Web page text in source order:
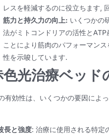
レスを軽減するのに役立ちます,
筋力と持久力の向上: いくつかの
法がミトコンドリアの活性とATP
ことにより筋肉のパフォーマン
性を示唆しています.
色光治療ベッド
有効性は、いくつかの要因によ
長と強度: 治療に使用される特定